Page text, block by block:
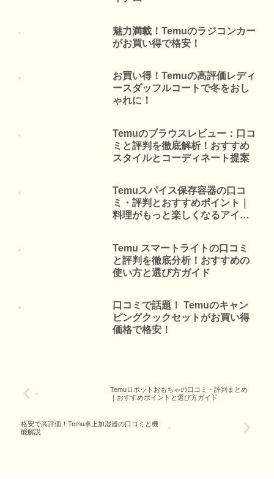
魅力満載！Temuのラジコンカー
がお買い得で格安！
お買い得！Temuの高評価レディ
ースダッフルコートで冬をおし
ゃれに！
Temuのブラウスレビュー：口コ
ミと評判を徹底解析！おすすめ
スタイルとコーディネート提案
Temuスパイス保存容器の口コ
ミ・評判とおすすめポイント｜
料理がもっと楽しくなるアイテ
Temu スマートライトの口コミ
と評判を徹底分析！おすすめの
使い方と選び方ガイド
口コミで話題！ Temuのキャン
ピングクックセットがお買い得
価格で格安！
Temuロボットおもちゃの口コミ・評判まとめ
｜おすすめポイントと選び方ガイド
格安で高評価！Temu卓上加湿器の口コミと機
能解説